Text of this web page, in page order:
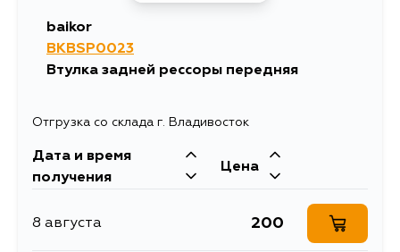
baikor
BKBSP0023
Втулка задней рессоры передняя
Отгрузка со склада г. Владивосток
Дата и время
получения
Цена
8 августа 200